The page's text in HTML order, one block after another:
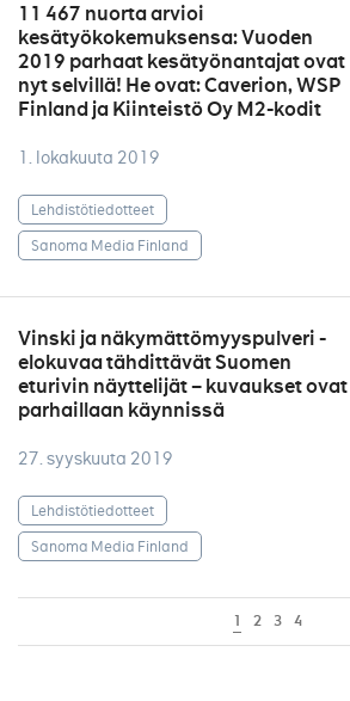
11 467 nuorta arvioi
kesätyökokemuksensa: Vuoden
2019 parhaat kesätyönantajat ovat
nyt selvillä! He ovat: Caverion, WSP
Finland ja Kiinteistö Oy M2-kodit
1. lokakuuta 2019
Lehdistötiedotteet
Sanoma Media Finland
Vinski ja näkymättömyyspulveri -
elokuvaa tähdittävät Suomen
eturivin näyttelijät – kuvaukset ovat
parhaillaan käynnissä
27. syyskuuta 2019
Lehdistötiedotteet
Sanoma Media Finland
1 2 3 4